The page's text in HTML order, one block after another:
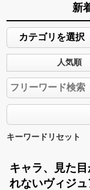
新
人気順
キーワードリセット
キャラ、見た
れないヴィジ